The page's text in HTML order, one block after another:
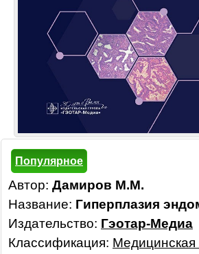
Популярное
Автор: Дамиров М.М.
Название: Гиперплазия
Издательство: Гэотар-Медиа
Классификация: Медицинская